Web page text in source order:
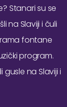
Stanari su se
na Slaviji i čuli
fontane
program.
na Slaviji i